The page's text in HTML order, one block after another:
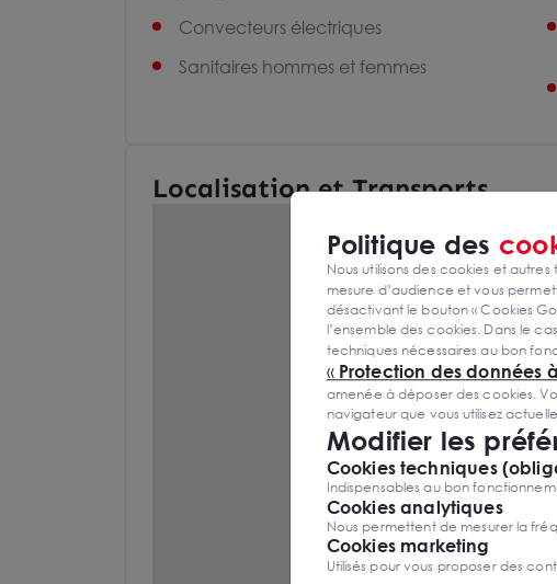
Convecteurs électriques
Sanitaires hommes et femmes
Localisation et Transports
Politique des
Nous utilisons des cookies et
mesure d’audience et vous
désactivant le bouton « Cookies
l’ensemble des cookies. Dans le
techniques nécessaires au bon
« Protection des données
amenée à déposer des cookies.
navigateur que vous utilisez
Modifier les
Cookies techniques
Indispensables au bon
Cookies analytiques
Nous permettent de mesurer la
Cookies marketing
Utilisés pour vous proposer des